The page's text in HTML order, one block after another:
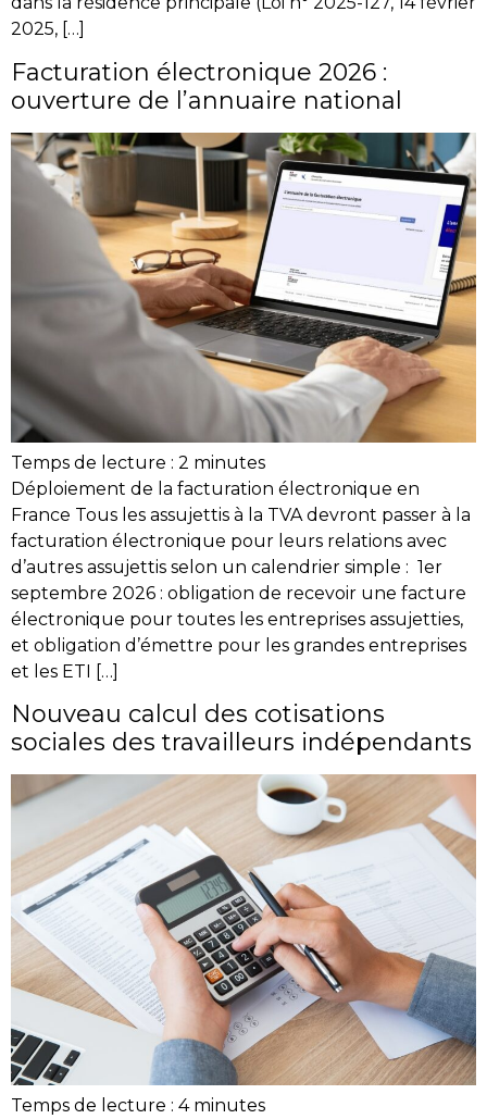
2025, […]
Facturation électronique 2026 :
ouverture de l’annuaire national
Temps de lecture : 2 minutes
Déploiement de la facturation électronique en
France Tous les assujettis à la TVA devront passer à la
facturation électronique pour leurs relations avec
d’autres assujettis selon un calendrier simple : 1er
septembre 2026 : obligation de recevoir une facture
électronique pour toutes les entreprises assujetties,
et obligation d’émettre pour les grandes entreprises
et les ETI […]
Nouveau calcul des cotisations
sociales des travailleurs indépendants
Temps de lecture : 4 minutes